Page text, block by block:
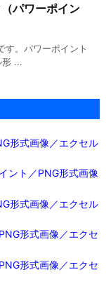
パワーポイン
す。パワーポイント
形 ...
形式画像／エクセル
ント／PNG形式画像
形式画像／エクセル
形式画像／エクセ
形式画像／エクセ